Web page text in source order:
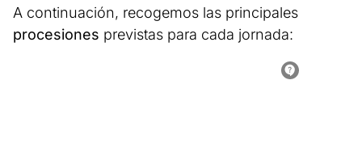
A continuación, recogemos las principales
procesiones previstas para cada jornada: